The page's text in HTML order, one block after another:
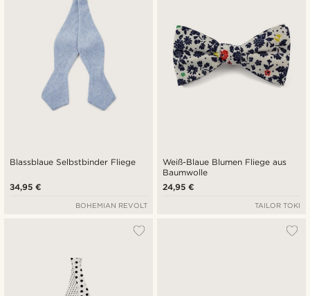
Blassblaue Selbstbinder Fliege
34,95 €
BOHEMIAN REVOLT
Weiß-Blaue Blumen Fliege aus
Baumwolle
24,95 €
TAILOR TOKI